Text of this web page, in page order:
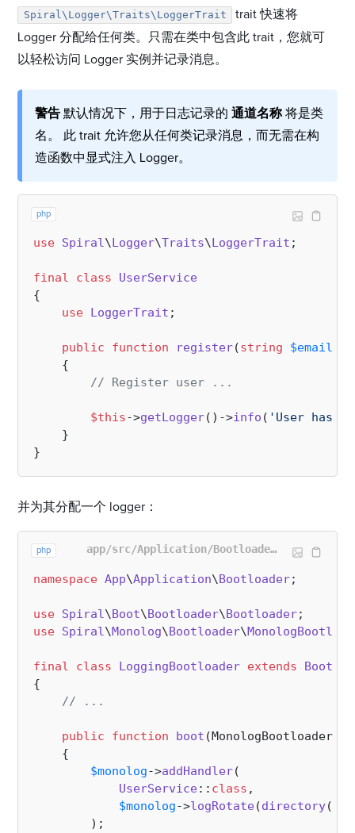
Spiral\Logger\Traits\LoggerTrait
trait 快速将
Logger 分配给任何类。只需在类中包含此 trait，您就可
以轻松访问 Logger 实例并记录消息。
警告 默认情况下，用于日志记录的通道名称将是类
名。 此 trait 允许您从任何类记录消息，而无需在构
造函数中显式注入 Logger。
php
use Spiral\Logger\Traits\LoggerTrait ;
final class
UserService
{
use LoggerTrait ;
public function register(string $email
{
// Register user ...
$this->getLogger()->info ( 'User has
    }
并为其分配一个 logger：
php app/src/Application/Bootloader/LoggingBootloader.php
namespace App\Application\Bootloader;
use Spiral\Boot\Bootloader\Bootloader
use Spiral\Monolog\Bootloader\
final class LoggingBootloader extends
{
// ...
public function boot (MonologBootloader
{
$monolog->addHandler(
UserService:: class ,
$monolog->logRotate(directory(
        );